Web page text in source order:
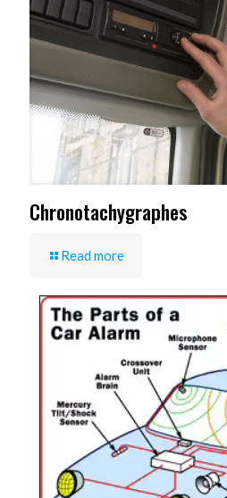
Chronotachygraphes
Read more